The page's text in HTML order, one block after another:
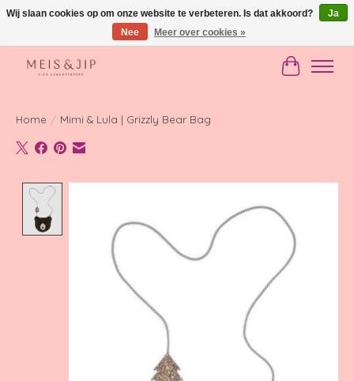
Gratis verzending in NL vanaf €150
Home / Mimi & Lula | Grizzly Bear Bag
Wij slaan cookies op om onze website te verbeteren. Is dat akkoord?
Ja
Nee
Meer over cookies »